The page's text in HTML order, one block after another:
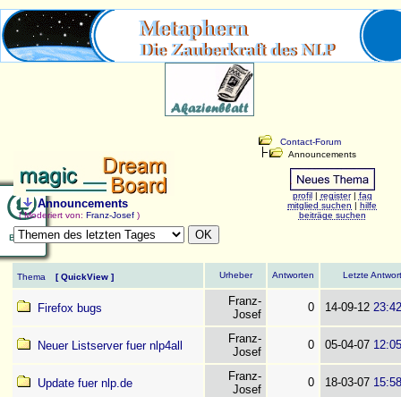
Announcements
( Moderiert von: Franz-Josef )
Contact-Forum
Announcements
profil| register| faq
mitglied suchen | hilfe
beiträge suchen
Thema [QuickView ] Urheber Antworten Letzte Antwort
Firefox bugs
Franz-
Josef
0 14-09-12 23:42
Neuer Listserver fuer nlp4all
Franz-
Josef
0 05-04-07 12:05
Update fuer nlp.de
Franz-
Josef
0 18-03-07 15:58